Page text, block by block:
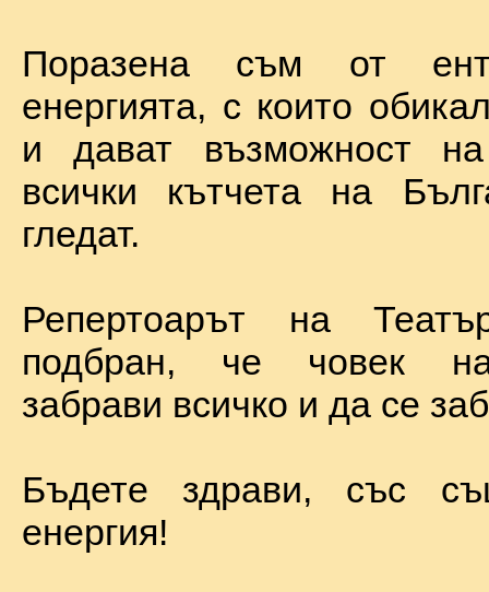
Поразена съм от
енергията, с които
и дават възможност
всички кътчета на
гледат.
Репертоарът на
подбран, че човек
забрави всичко и да се
Бъдете здрави, със
енергия!